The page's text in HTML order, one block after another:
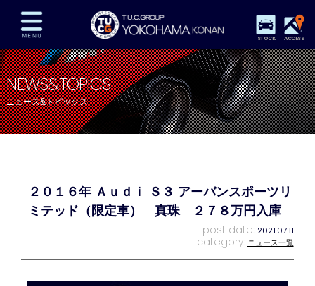
STOCK ACCESS
在庫車両情報 保証&サービス パーツリスト
TUCとは？ 店舗情報 アクセスマップ
全国納車 特別作業 注文販売
プライバシーポリシー スタッフblog 納車blog
NEWS&TOPICS
ニュース&トピックス
２０１６年 Ａｕｄｉ Ｓ３ アーバンスポーツリ
ミテッド（限定車） 真珠 ２７８万円入庫
post date: 2021.07.11
category: ニュース一覧